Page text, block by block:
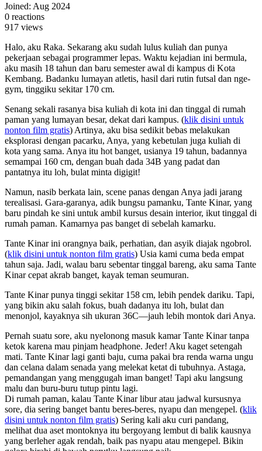
Joined: Aug 2024
0 reactions
917 views
Halo, aku Raka. Sekarang aku sudah lulus kuliah dan punya
pekerjaan sebagai programmer lepas. Waktu kejadian ini bermula,
aku masih 18 tahun dan baru semester awal di kampus di Kota
Kembang. Badanku lumayan atletis, hasil dari rutin futsal dan nge-
gym, tinggiku sekitar 170 cm.
Senang sekali rasanya bisa kuliah di kota ini dan tinggal di rumah
paman yang lumayan besar, dekat dari kampus. (klik disini untuk
nonton film gratis) Artinya, aku bisa sedikit bebas melakukan
eksplorasi dengan pacarku, Anya, yang kebetulan juga kuliah di
kota yang sama. Anya itu hot banget, usianya 19 tahun, badannya
semampai 160 cm, dengan buah dada 34B yang padat dan
pantatnya itu loh, bulat minta digigit!
Namun, nasib berkata lain, scene panas dengan Anya jadi jarang
terealisasi. Gara-garanya, adik bungsu pamanku, Tante Kinar, yang
baru pindah ke sini untuk ambil kursus desain interior, ikut tinggal di
rumah paman. Kamarnya pas banget di sebelah kamarku.
Tante Kinar ini orangnya baik, perhatian, dan asyik diajak ngobrol.
(klik disini untuk nonton film gratis) Usia kami cuma beda empat
tahun saja. Jadi, walau baru sebentar tinggal bareng, aku sama Tante
Kinar cepat akrab banget, kayak teman seumuran.
Tante Kinar punya tinggi sekitar 158 cm, lebih pendek dariku. Tapi,
yang bikin aku salah fokus, buah dadanya itu loh, bulat dan
menonjol, kayaknya sih ukuran 36C—jauh lebih montok dari Anya.
Pernah suatu sore, aku nyelonong masuk kamar Tante Kinar tanpa
ketok karena mau pinjam headphone. Jeder! Aku kaget setengah
mati. Tante Kinar lagi ganti baju, cuma pakai bra renda warna ungu
dan celana dalam senada yang melekat ketat di tubuhnya. Astaga,
pemandangan yang menggugah iman banget! Tapi aku langsung
malu dan buru-buru tutup pintu lagi.
Di rumah paman, kalau Tante Kinar libur atau jadwal kursusnya
sore, dia sering banget bantu beres-beres, nyapu dan mengepel. (klik
disini untuk nonton film gratis) Sering kali aku curi pandang,
melihat dua aset montoknya itu bergoyang lembut di balik kausnya
yang berleher agak rendah, baik pas nyapu atau mengepel. Bikin